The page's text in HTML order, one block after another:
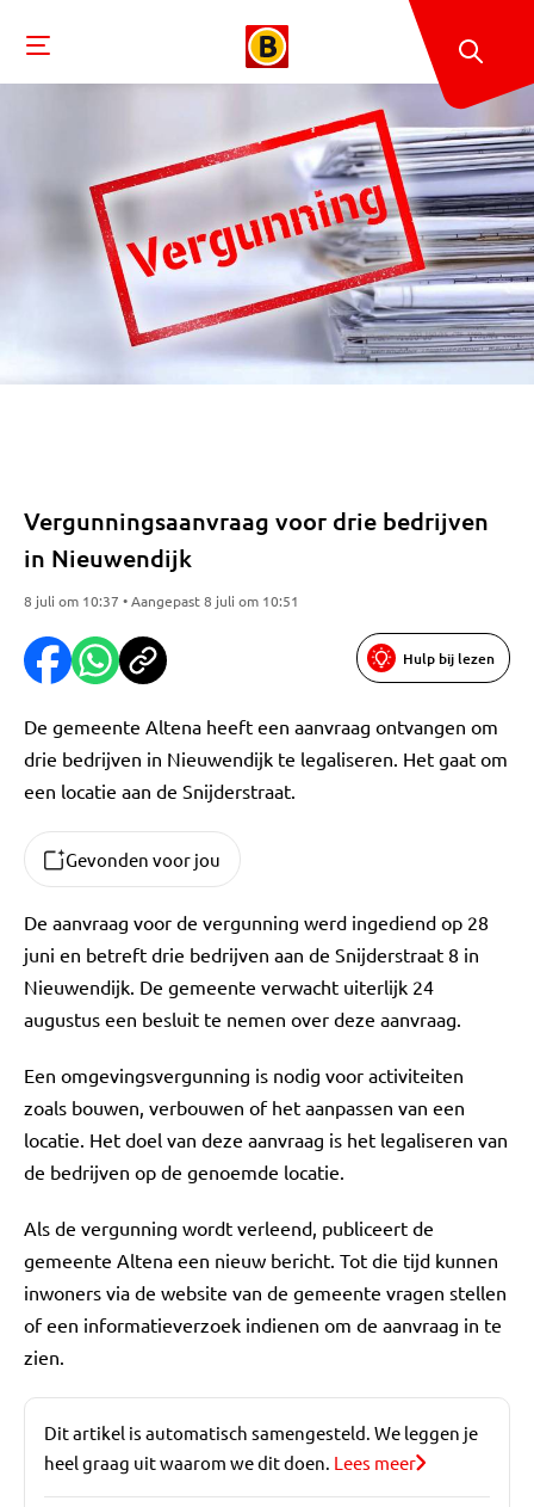
Vergunningsaanvraag voor drie bedrijven
in Nieuwendijk
8 juli om 10:37 • Aangepast 8 juli om 10:51
Hulp bij lezen
De gemeente Altena heeft een aanvraag ontvangen om
drie bedrijven in Nieuwendijk te legaliseren. Het gaat om
een locatie aan de Snijderstraat.
Gevonden voor jou
De aanvraag voor de vergunning werd ingediend op 28
juni en betreft drie bedrijven aan de Snijderstraat 8 in
Nieuwendijk. De gemeente verwacht uiterlijk 24
augustus een besluit te nemen over deze aanvraag.
Een omgevingsvergunning is nodig voor activiteiten
zoals bouwen, verbouwen of het aanpassen van een
locatie. Het doel van deze aanvraag is het legaliseren van
de bedrijven op de genoemde locatie.
Als de vergunning wordt verleend, publiceert de
gemeente Altena een nieuw bericht. Tot die tijd kunnen
inwoners via de website van de gemeente vragen stellen
of een informatieverzoek indienen om de aanvraag in te
zien.
Dit artikel is automatisch samengesteld. We leggen je
heel graag uit waarom we dit doen. Lees meer